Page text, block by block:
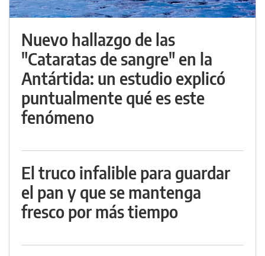
Nuevo hallazgo de las
"Cataratas de sangre" en la
Antártida: un estudio explicó
puntualmente qué es este
fenómeno
El truco infalible para guardar
el pan y que se mantenga
fresco por más tiempo